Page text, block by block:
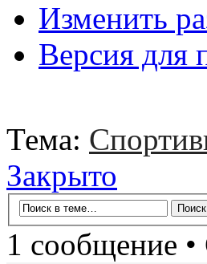
Изменить
Версия для
Тема:
Закрыто
1 сообщение •